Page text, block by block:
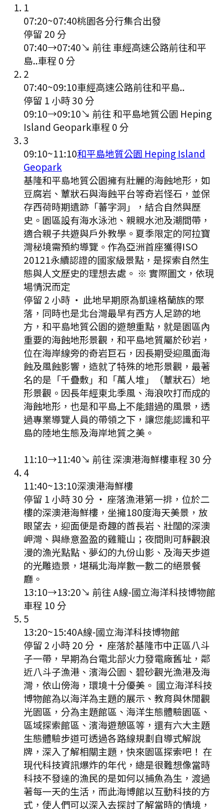
1
07:20~07:40桃園各分行集合出發
停留 20 分
07:40→07:40↘ 前往 車經高速公路前往和平
島..車程 0 分
2
07:40~09:10車經高速公路前往和平島..
停留 1 小時 30 分
09:10→09:10↘ 前往和平島地質公園 Heping
Island Geopark車程 0 分
3
09:10~11:10和平島地質公園 Heping Island
Geopark
基隆和平島地質公園擁有壯麗的海蝕地形，如
豆腐岩、蕈狀石與海蝕平台等奇岩怪石，並保
存西荷時期遺跡「蕃字洞」，結合自然與歷
史。園區設有海水泳池、親親水池及潮間帶，
適合親子共遊與戶外教學。夏季限定的阿拉寶
灣秘境需預約導覽。作為亞洲首座獲得ISO
20121永續認證的國家級景點，是探索自然生
態與人文歷史的理想去處。 ※ 實際圖文，依現
場情況而定
停留 2 小時 · 此地早期原為凱達格蘭族的聚
落，同時也是北台灣最早有西方人足跡的地
方，和平島地質公園的遊憩重點，就是園區內
重要的海蝕地形景觀，和平島地質屬於砂岩，
位在海岸線旁的奇岩巨石，因長期受迎風面海
蝕及風蝕影響，造就了特殊的地形景觀，最著
名的是「千疊敷」和「萬人堆」（蕈狀石）地
形景觀。因長年經東北季風、海浪吹打而成的
海蝕地形，也是和平島上不能錯過的風景，透
過專業導覽人員的帶領之下，讓您能認識和平
島的陸地生態及海岸地質之美。
11:10→11:40↘ 前往深澳港海鮮樓車程30 分
4
11:40~13:10深澳港海鮮樓
停留 1 小時 30 分 · 座落漁港第一排，位於二
樓的深澳港海鮮樓，坐擁180度海天美景，放
眼望去，迎面便是奇趣的酋長岩、壯闊的深澳
岬灣、與綠意盈盈的雞籠山；夜間則可靜觀浪
漫的漁光點點、夢幻的九份山影、及海天步道
的光雕造景，堪稱北海岸數一數二的絕景餐
廳。
13:10→13:20↘ 前往 A線-國立海洋科技博物館
車程 10 分
5
13:20~15:40A線-國立海洋科技博物館
停留 2 小時 20 分 · 座落於基隆市中正區八斗
子一帶，早期為台電北部火力發電廠舊址，鄰
近八斗子漁港、濱海公園、碧砂觀光漁港及海
灣，依山傍海，環境十分優美。 國立海洋科技
博物館為以海洋為主題的展示、教育與休閒觀
光園區，分為主題館區、海洋生態體驗園區、
區域探索館區、濱海遊憩區等，還有六大主題
生態體驗步道可透過各路線規劃自導式解說
牌，深入了解相關主題，快來園區探索吧！ 在
現代科技資訊爆炸的年代，總是很難想像當時
科技不發達的漁民的是如何以捕魚為生，渡過
著每一天的生活，而此海博館以互動科技的方
式，使人們可以深入去探討了解當時的情境，